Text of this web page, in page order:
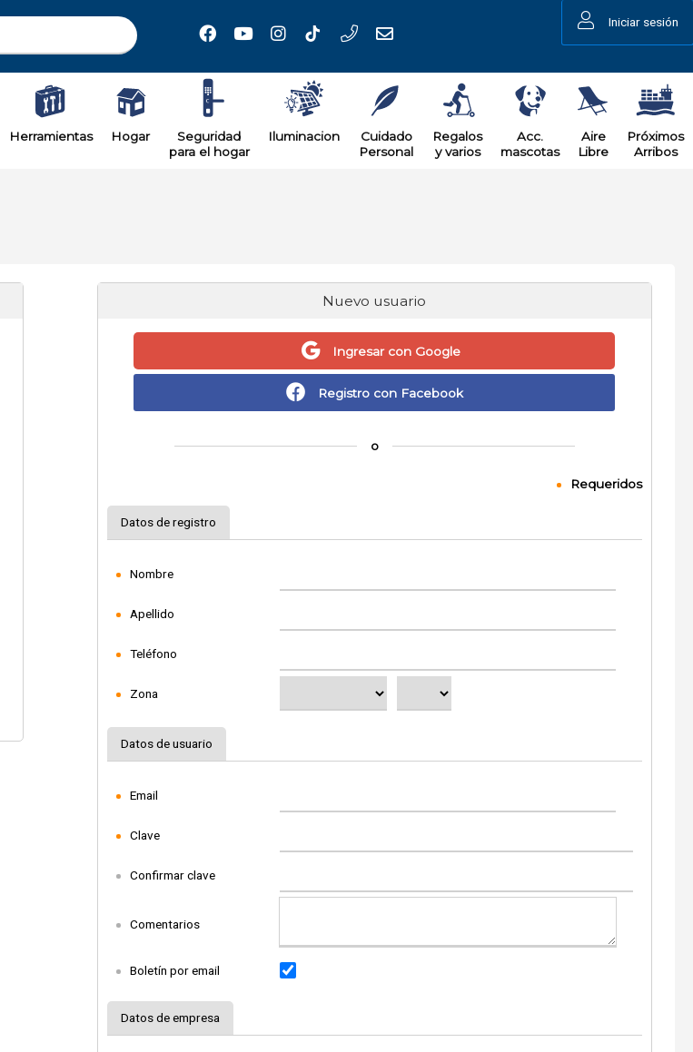
Iniciar sesión
Herramientas Hogar
Seguridad
para el hogar
Iluminacion
Cuidado
Personal
Regalos
y varios
Acc.
mascotas
Aire
Libre
Próximos
Arribos
Nuevo usuario
Ingresar con Google
Registro con Facebook
o
Requeridos
Datos de registro
Nombre
Apellido
Teléfono
Zona
Datos de usuario
Email
Clave
Confirmar clave
Comentarios
Boletín por email
Datos de empresa